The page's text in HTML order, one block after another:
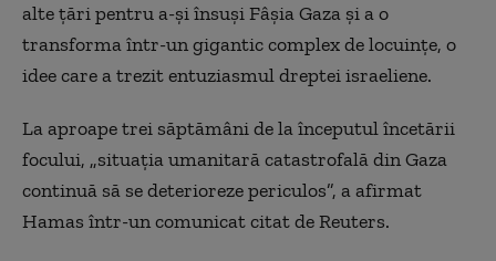
alte ţări pentru a-şi însuşi Fâşia Gaza şi a o
transforma într-un gigantic complex de locuinţe, o
idee care a trezit entuziasmul dreptei israeliene.
La aproape trei săptămâni de la începutul încetării
focului, „situaţia umanitară catastrofală din Gaza
continuă să se deterioreze periculos”, a afirmat
Hamas într-un comunicat citat de Reuters.